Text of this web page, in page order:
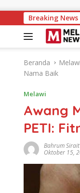
Breaking News
Melawi Naik ke
Beranda Melawi
Nama Baik
Melawi
Awang
PETI:
Bahrum Sirait
Oktober 15,